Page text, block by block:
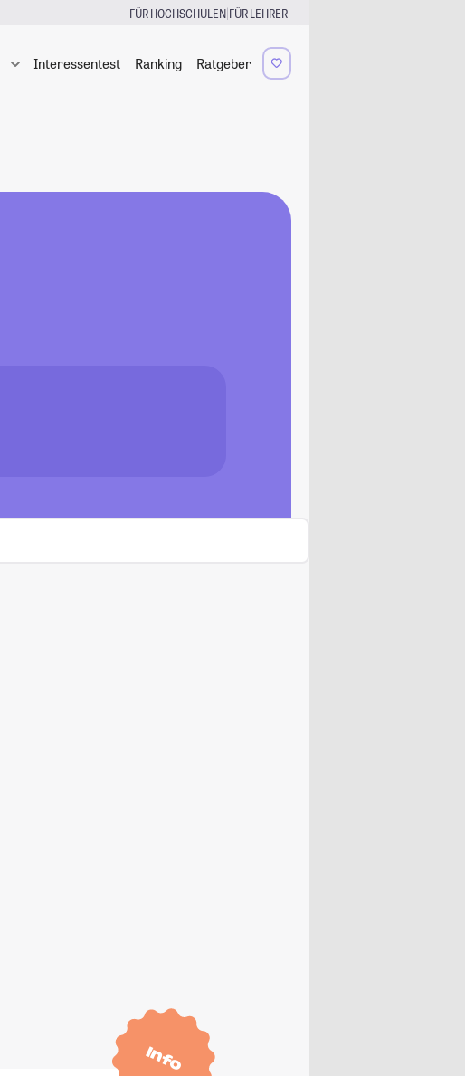
FÜR HOCHSCHULEN|FÜR LEHRER
Interessentest Ranking Ratgeber
Info